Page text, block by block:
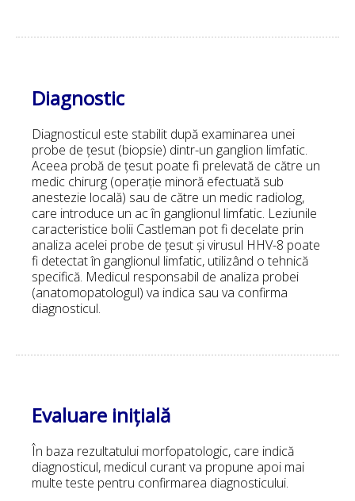
Diagnostic
Diagnosticul este stabilit după examinarea unei
probe de țesut (biopsie) dintr-un ganglion limfatic.
Aceea probă de țesut poate fi prelevată de către un
medic chirurg (operație minoră efectuată sub
anestezie locală) sau de către un medic radiolog,
care introduce un ac în ganglionul limfatic. Leziunile
caracteristice bolii Castleman pot fi decelate prin
analiza acelei probe de țesut și virusul HHV-8 poate
fi detectat în ganglionul limfatic, utilizând o tehnică
specifică. Medicul responsabil de analiza probei
(anatomopatologul) va indica sau va confirma
diagnosticul.
Evaluare inițială
În baza rezultatului morfopatologic, care indică
diagnosticul, medicul curant va propune apoi mai
multe teste pentru confirmarea diagnosticului.